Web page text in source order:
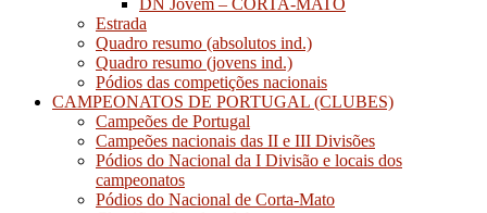
Estrada
Quadro resumo (absolutos ind.)
Quadro resumo (jovens ind.)
Pódios das competições nacionais
CAMPEONATOS DE PORTUGAL (CLUBES)
Campeões de Portugal
Campeões nacionais das II e III Divisões
Pódios do Nacional da I Divisão e locais dos
campeonatos
Pódios do Nacional de Corta-Mato